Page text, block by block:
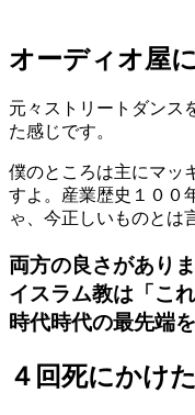
オーディオ屋
元々ストリートダンス
た感じです。
僕のところは主にマッ
すよ。産業歴史１００
ゃ、今正しいものとは
両方の良さがあり
イスラム教は「こ
時代時代の最先端
４回死にかけた